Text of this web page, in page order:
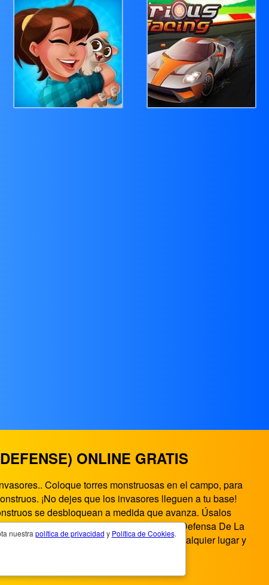
ONLINE GRATIS
Coloque torres monstruosas en el campo, para
¡No dejes que los invasores lleguen a tu base!
se desbloquean a medida que avanza. Úsalos
de juegos en el navegador. Defensa De La
Defensa De La Torre Monstruo en cualquier lugar y
nuestra política de privacidad y Política de Cookies.